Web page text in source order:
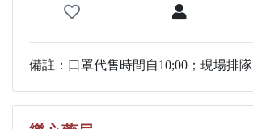
備註：口罩代售時間自10;00；現場排隊